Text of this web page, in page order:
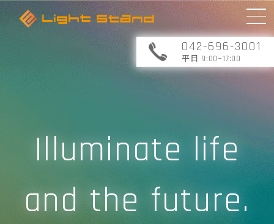
042-696-3001
平日 9:00~17:00
Illuminate life
and the future.